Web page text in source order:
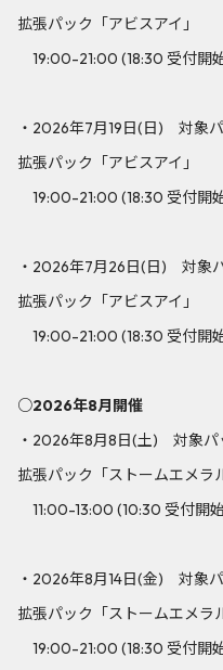
拡張パック「アビスアイ」
19:00-21:00 (18:30 受付開
・2026年7月19日(日) 対象
拡張パック「アビスアイ」
19:00-21:00 (18:30 受付開
・2026年7月26日(日) 対象
拡張パック「アビスアイ」
19:00-21:00 (18:30 受付開
○2026年8月開催
・2026年8月8日(土) 対象パ
拡張パック「ストームエメラ
11:00-13:00 (10:30 受付開
・2026年8月14日(金) 対象
拡張パック「ストームエメラ
19:00-21:00 (18:30 受付開